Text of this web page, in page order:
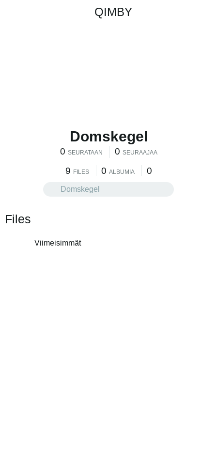
QIMBY
Domskegel
0 SEURATAAN 0 SEURAAJAA
9 FILES 0 ALBUMIA 0
Files
Viimeisimmät